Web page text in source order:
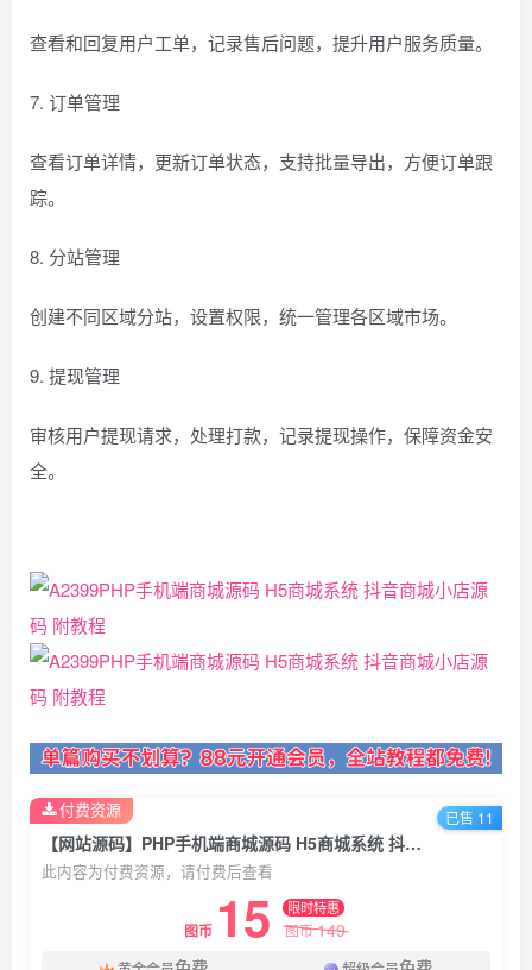
查看和回复用户工单，记录售后问题，提升用户服务质量。
7. 订单管理
查看订单详情，更新订单状态，支持批量导出，方便订单跟
踪。
8. 分站管理
创建不同区域分站，设置权限，统一管理各区域市场。
9. 提现管理
审核用户提现请求，处理打款，记录提现操作，保障资金安
全。
【网站源码】PHP手机端商城源码 H5商城系统 抖音商城小店源码 附教程
此内容为付费资源，请付费后查看
图币 15 限时特惠
图币149
付费资源 已售 11